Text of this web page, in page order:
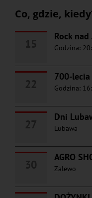
Co, gdzie,
Rock
Godzina:
700-
Godzina:
Dni
Lubawa
AGRO
Zalewo